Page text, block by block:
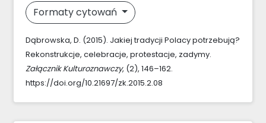
Formaty cytowań
Dąbrowska, D. (2015). Jakiej tradycji Polacy potrzebują?
Rekonstrukcje, celebracje, protestacje, zadymy.
Załącznik Kulturoznawczy, (2), 146–162.
https://doi.org/10.21697/zk.2015.2.08